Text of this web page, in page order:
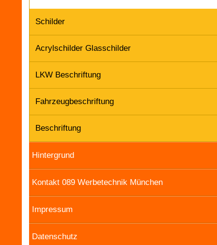
Schilder
Acrylschilder Glasschilder
LKW Beschriftung
Fahrzeugbeschriftung
Beschriftung
Hintergrund
Kontakt 089 Werbetechnik München
Impressum
Datenschutz